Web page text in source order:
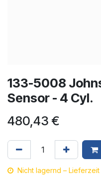
133-5008
Sensor - 4 Cyl.
480,43 €
Nicht lagernd –